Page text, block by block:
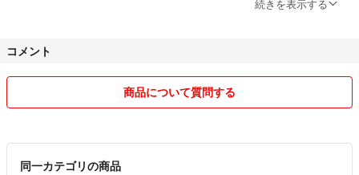
同封させて頂きますのでご理解のほど宜しくお願いいたします。
評価が26日になる場合がございます。
気持ちの良いお取引を心掛けておりますので
宜しくお願いいたします(❁ᴗ͈ˬᴗ͈)ﾍﾟｺﾘ｡:.ﾟஐ⋆
続きを表示する
コメント
商品について質問する
同一カテゴリの商品